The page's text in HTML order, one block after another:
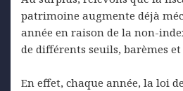
patrimoine augmente déjà
année en raison de la non-
de différents seuils, barèmes
En effet, chaque année, la loi